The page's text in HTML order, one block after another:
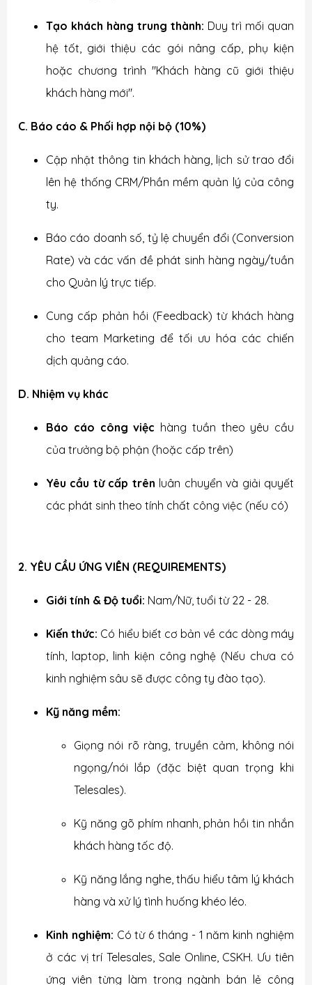
Tạo khách hàng trung thành: Duy trì mối quan
hệ tốt, giới thiệu các gói nâng cấp, phụ kiện
hoặc chương trình "Khách hàng cũ giới thiệu
khách hàng mới".
C. Báo cáo & Phối hợp nội bộ (10%)
Cập nhật thông tin khách hàng, lịch sử trao đổi
lên hệ thống CRM/Phần mềm quản lý của công
ty.
Báo cáo doanh số, tỷ lệ chuyển đổi (Conversion
Rate) và các vấn đề phát sinh hàng ngày/tuần
cho Quản lý trực tiếp.
Cung cấp phản hồi (Feedback) từ khách hàng
cho team Marketing để tối ưu hóa các chiến
dịch quảng cáo.
D. Nhiệm vụ khác
Báo cáo công việc hàng tuần theo yêu cầu
của trưởng bộ phận (hoặc cấp trên)
Yêu cầu từ cấp trên luân chuyển và giải quyết
các phát sinh theo tính chất công việc (nếu có)
2. YÊU CẦU ỨNG VIÊN (REQUIREMENTS)
Giới tính & Độ tuổi: Nam/Nữ, tuổi từ 22 - 28.
Kiến thức: Có hiểu biết cơ bản về các dòng máy
tính, laptop, linh kiện công nghệ (Nếu chưa có
kinh nghiệm sâu sẽ được công ty đào tạo).
Kỹ năng mềm:
Giọng nói rõ ràng, truyền cảm, không nói
ngọng/nói lắp (đặc biệt quan trọng khi
Telesales).
Kỹ năng gõ phím nhanh, phản hồi tin nhắn
khách hàng tốc độ.
Kỹ năng lắng nghe, thấu hiểu tâm lý khách
hàng và xử lý tình huống khéo léo.
Kinh nghiệm: Có từ 6 tháng - 1 năm kinh nghiệm
ở các vị trí Telesales, Sale Online, CSKH. Ưu tiên
ứng viên từng làm trong ngành bán lẻ công